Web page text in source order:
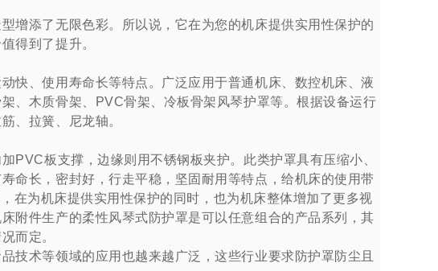
添了无限色彩。所以说，它在为您的机床提供实用性保护的
得到了提升。
、使用寿命长等特点。广泛应用于普通机床、数控机床、液
、木质骨架、PVC骨架、冷板骨架风琴护罩等。根据设备运行
、拉簧、尼龙轴。
板支撑，边缘则用不锈钢板夹护。此类护罩具有压缩小、
命长，密封好，行走平稳，坚固耐用等特点，给机床的使用带
在为机床提供实用性保护的同时，也为机床整体增加了更多视
附件生产的柔性风琴式防护罩是可以任意组合的产品系列，其
而定。
术等领域的应用也越来越广泛，这些行业要求防护罩防尘且